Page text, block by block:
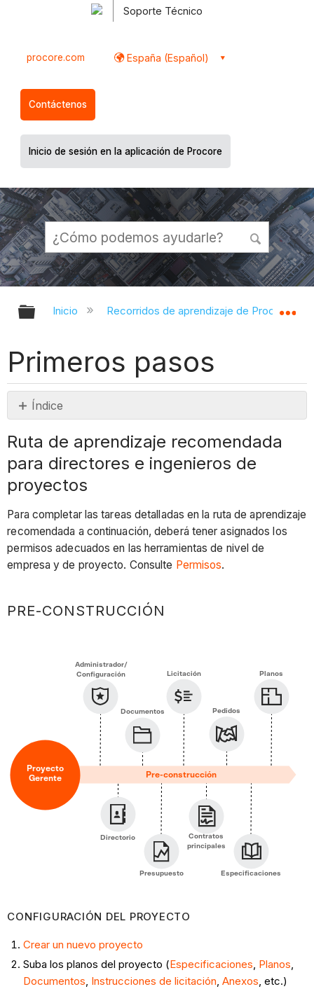
Soporte Técnico
procore.com España (Español)
Contáctenos
Inicio de sesión en la aplicación de Procore
Expandir/contraer jerarquía global
Inicio Recorridos de aprendizaje de Procore
Primeros pasos
Índice
de
aprendizaje
recomendada
para
directores
e
ingenieros
de
construcción
proyecto
Licitación
de
construcción
Supervisar
documentación
Gestión
financiera
Interacciones
Ruta de aprendizaje recomendada
para directores e ingenieros de
proyectos
Para completar las tareas detalladas en la ruta de aprendizaje
recomendada a continuación, deberá tener asignados los
permisos adecuados en las herramientas de nivel de
empresa y de proyecto. Consulte Permisos.
PRE-CONSTRUCCIÓN
Directorio
Pre-construcción
Proyecto
Gerente
Contratos
principales
Presupuesto Especificaciones
Administrador/
Configuración
Documentos
Licitación
Pedidos
Planos
CONFIGURACIÓN DEL PROYECTO
Crear un nuevo proyecto
Suba los planos del proyecto (Especificaciones, Planos,
Documentos, Instrucciones de licitación, Anexos, etc.)